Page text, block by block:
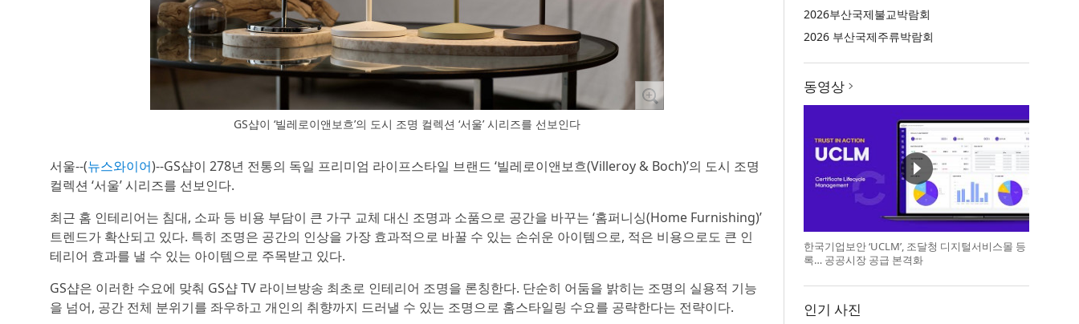
GS샵이 ‘빌레로이앤보흐’의 도시 조명 컬렉션 ‘서울’ 시리즈를 선보인다
서울--(뉴스와이어)--GS샵이 278년 전통의 독일 프리미엄 라이프스타일 브랜드 ‘빌레로이앤보흐(Villeroy & Boch)’의 도시 조명
컬렉션 ‘서울’ 시리즈를 선보인다.
최근 홈 인테리어는 침대, 소파 등 비용 부담이 큰 가구 교체 대신 조명과 소품으로 공간을 바꾸는 ‘홈퍼니싱(Home Furnishing)’
트렌드가 확산되고 있다. 특히 조명은 공간의 인상을 가장 효과적으로 바꿀 수 있는 손쉬운 아이템으로, 적은 비용으로도 큰 인
테리어 효과를 낼 수 있는 아이템으로 주목받고 있다.
GS샵은 이러한 수요에 맞춰 GS샵 TV 라이브방송 최초로 인테리어 조명을 론칭한다. 단순히 어둠을 밝히는 조명의 실용적 기능
을 넘어, 공간 전체 분위기를 좌우하고 개인의 취향까지 드러낼 수 있는 조명으로 홈스타일링 수요를 공략한다는 전략이다.
2026부산국제불교박람회
2026 부산국제주류박람회
동영상
한국기업보안 ‘UCLM’, 조달청 디지털서비스몰 등
록… 공공시장 공급 본격화
인기 사진